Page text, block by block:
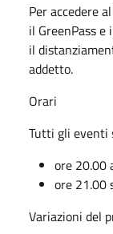
Per accedere
il GreenPass
il
addetto.
Orari
Tutti gli eventi
ore 20.00
ore 21.00
Variazioni del